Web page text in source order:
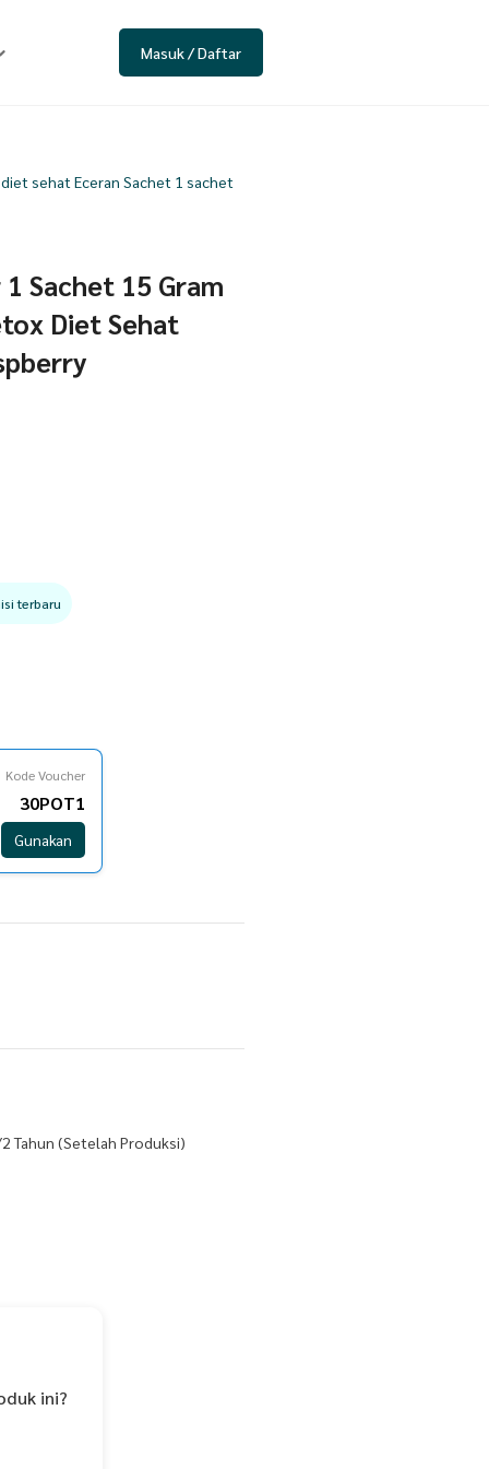
Masuk / Daftar
sehat Eceran Sachet 1 sachet
Sachet 15 Gram
Diet Sehat
terbaru
Kode Voucher
30POT1
Gunakan
Tahun (Setelah Produksi)
tinggi yg membersihkan saluran
toksin yg berkerak di usus kita
ini?